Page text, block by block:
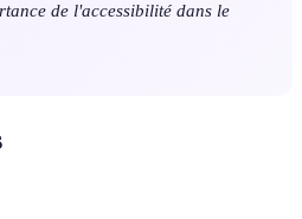
de l'accessibilité dans le